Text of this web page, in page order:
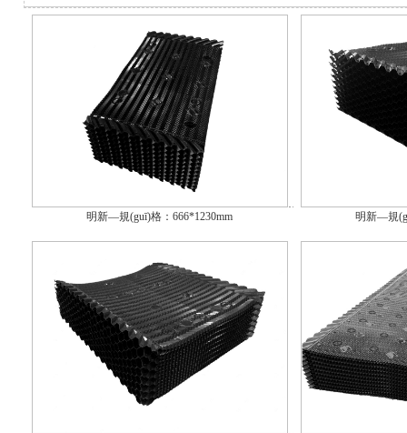
明新—規(guī)格：666*1230mm 明新—規